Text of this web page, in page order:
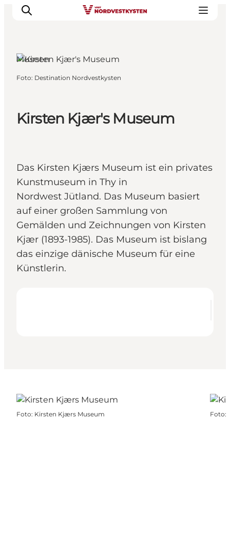
Events
Unterkunft
Kirsten Kjær's Museum
Das Kirsten Kjærs Museum ist ein privates
Kunstmuseum in Thy in
Nordwest Jütland. Das Museum basiert
auf einer großen Sammlung von
Gemälden und Zeichnungen von Kirsten
Kjær (1893-1985). Das Museum ist bislang
das einzige dänische Museum für eine
Künstlerin.
Museen
Foto: Destination Nordvestkysten
Foto: Kirsten Kjærs Museum Foto: